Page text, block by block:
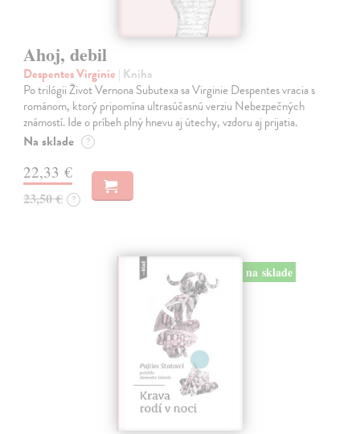
Ahoj, debil
Despentes Virginie | Kniha
Po trilógii Život Vernona Subutexa sa Virginie Despentes vracia s
románom, ktorý pripomína ultrasúčasnú verziu Nebezpečných
známostí. Ide o príbeh plný hnevu aj útechy, vzdoru aj prijatia.
Na sklade ?
22,33 €
23,50 € ?
na sklade